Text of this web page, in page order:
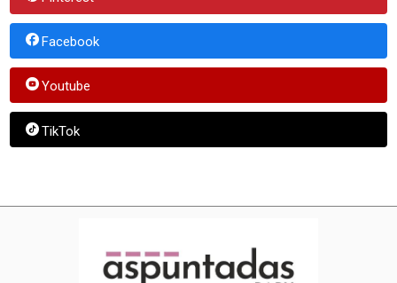
Facebook
Youtube
TikTok